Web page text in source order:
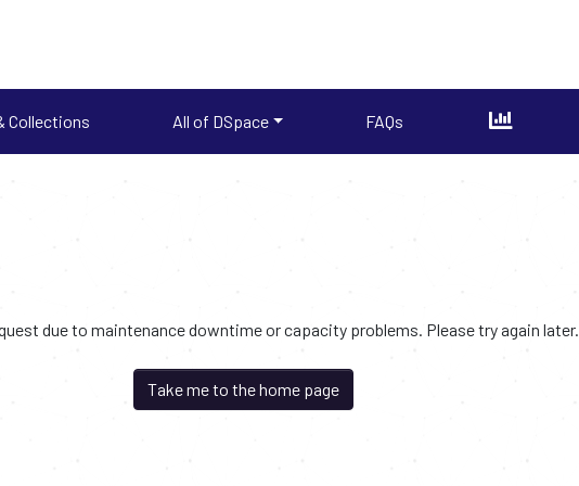
Collections All of DSpace FAQs
due to maintenance downtime or capacity problems. Please try again later.
Take me to the home page